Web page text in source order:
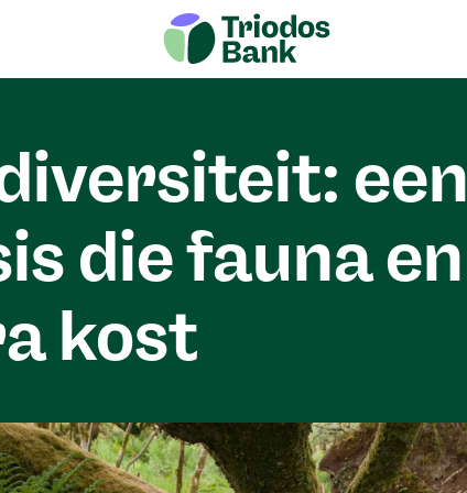
een
die fauna en
kost